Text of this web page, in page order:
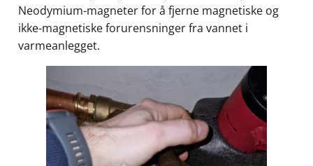
Neodymium-magneter for å fjerne magnetiske og
ikke-magnetiske forurensninger fra vannet i
varmeanlegget.